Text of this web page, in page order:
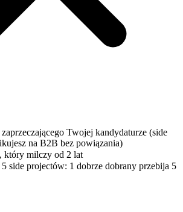
Twojej kandydaturze (side
na B2B bez powiązania)
który milczy od 2 lat
side projectów: 1 dobrze dobrany przebija 5